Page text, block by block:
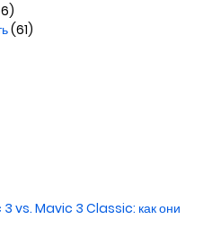
(61)
vs. Mavic 3 Classic: как они